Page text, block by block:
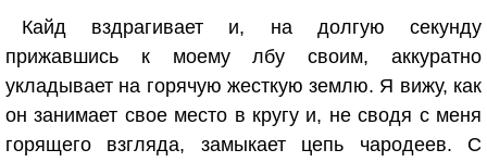
Кайд вздрагивает и, на долгую секунду
прижавшись к моему лбу своим, аккуратно
укладывает на горячую жесткую землю. Я вижу, как
он занимает свое место в кругу и, не сводя с меня
горящего взгляда, замыкает цепь чародеев. С